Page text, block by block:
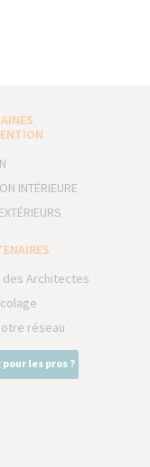
INTÉRIEURE
des Architectes
réseau
les pros ?